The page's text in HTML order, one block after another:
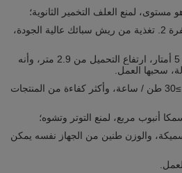
/ يتم علف تحميل الأسطوانة شفرة 2. تغذية من ريش سبائك عالية الجودة،
3. تغذية / السيلاج تحميل ارتفاع 5 أمتار، ارتفاع التحميل من 2.9 متر، وأنه
سحبها العمل.
4. تغذية / السيلاج كفاءة تحميل ≥30 طن / ساعة، وأكثر كفاءة من المنتجات
سميكة، والوزن طنين من الجهاز نفسه يمكن